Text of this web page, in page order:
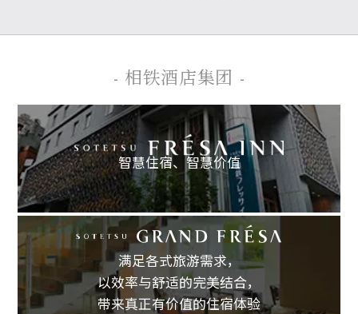
- 相铁酒店集团 -
智慧住宿、 智慧价值
满足各式旅游需求，
以效率与舒适的完美结合，
带来真正有价值的住宿体验